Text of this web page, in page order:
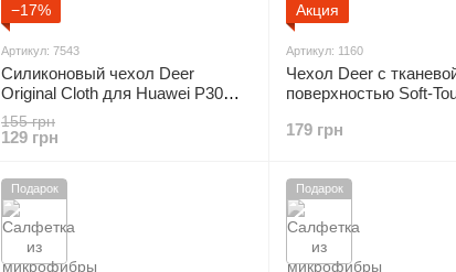
−17%
Артикул: 7543
Силиконовый чехол Deer
Original Cloth для Huawei P30
Lite
155 грн
129 грн
Акция
Артикул: 1160
Чехол Deer с
поверхностью Soft-
179 грн
Подарок Подарок